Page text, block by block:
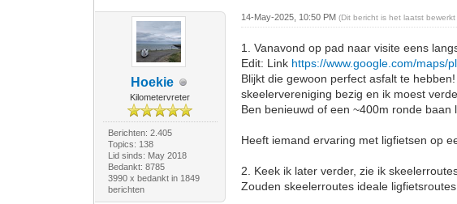
Hoekie
Kilometervreter
Berichten: 2.405
Topics: 138
Lid sinds: May 2018
Bedankt: 8785
3990 x bedankt in 1849
berichten
14-May-2025, 10:50 PM(Dit bericht is het laatst
1. Vanavond op pad naar visite eens
Edit: Link https://www.google.com/maps/
Blijkt die gewoon perfect asfalt te
skeelervereniging bezig en ik moest
Ben benieuwd of een ~400m ronde baan
Heeft iemand ervaring met ligfietsen op
2. Keek ik later verder, zie ik
Zouden skeelerroutes ideale